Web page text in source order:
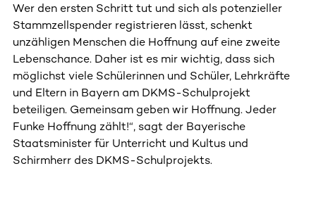
Wer den ersten Schritt tut und sich als potenzieller
Stammzellspender registrieren lässt, schenkt
unzähligen Menschen die Hoffnung auf eine zweite
Lebenschance. Daher ist es mir wichtig, dass sich
möglichst viele Schülerinnen und Schüler, Lehrkräfte
und Eltern in Bayern am DKMS-Schulprojekt
beteiligen. Gemeinsam geben wir Hoffnung. Jeder
Funke Hoffnung zählt!“, sagt der Bayerische
Staatsminister für Unterricht und Kultus und
Schirmherr des DKMS-Schulprojekts.